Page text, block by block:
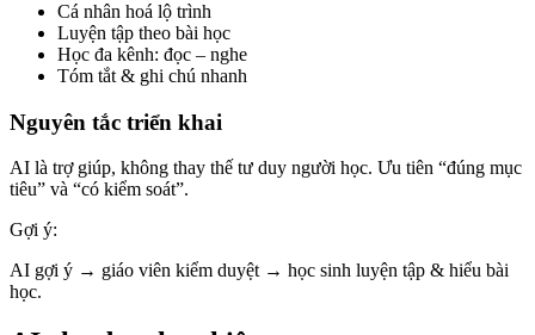
Cá nhân hoá lộ trình
Luyện tập theo bài học
Học đa kênh: đọc – nghe
Tóm tắt & ghi chú nhanh
Nguyên tắc triển khai
AI là trợ giúp, không thay thế tư duy người học. Ưu tiên “đúng mục
tiêu” và “có kiểm soát”.
Gợi ý:
AI gợi ý → giáo viên kiểm duyệt → học sinh luyện tập & hiểu bài
học.